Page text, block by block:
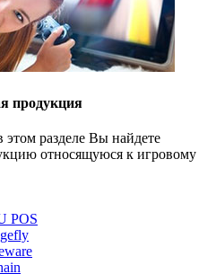
продукция
разделе Вы найдете
относящуюся к игровому
POS